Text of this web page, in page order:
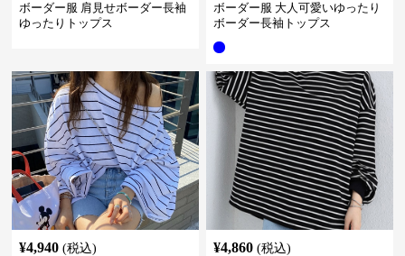
ボーダー服 肩見せボーダー長袖
ゆったりトップス
ボーダー服 大人可愛いゆったり
ボーダー長袖トップス
¥4,940 (税込)
¥4,860 (税込)